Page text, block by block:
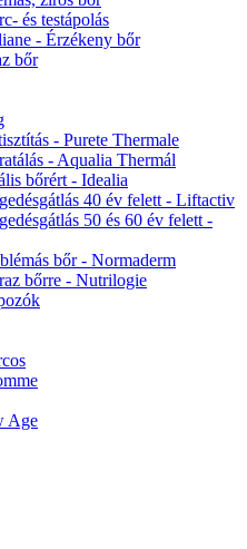
és testápolás
- Érzékeny bőr
bőr
- Purete Thermale
- Aqualia Thermál
bőrért - Idealia
40 év felett - Liftactiv
50 és 60 év felett -
bőr - Normaderm
bőrre - Nutrilogie
Age